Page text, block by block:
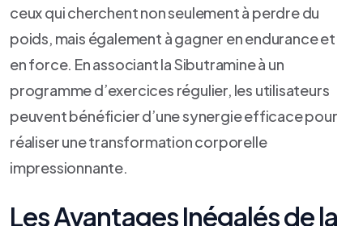
ceux qui cherchent non seulement à perdre du
poids, mais également à gagner en endurance et
en force. En associant la Sibutramine à un
programme d’exercices régulier, les utilisateurs
peuvent bénéficier d’une synergie efficace pour
réaliser une transformation corporelle
impressionnante.
Les Avantages Inégalés de la